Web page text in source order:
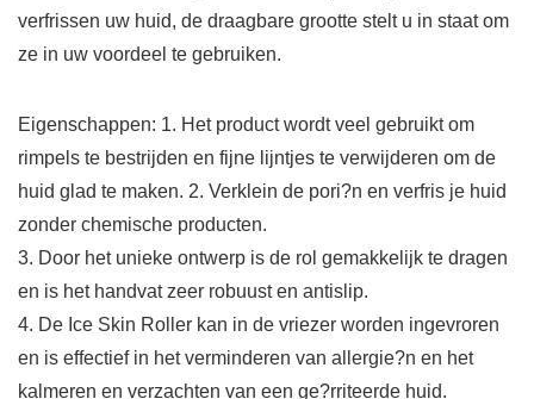
verfrissen uw huid, de draagbare grootte stelt u in staat om
ze in uw voordeel te gebruiken.
Eigenschappen: 1. Het product wordt veel gebruikt om
rimpels te bestrijden en fijne lijntjes te verwijderen om de
huid glad te maken. 2. Verklein de pori?n en verfris je huid
zonder chemische producten.
3. Door het unieke ontwerp is de rol gemakkelijk te dragen
en is het handvat zeer robuust en antislip.
4. De Ice Skin Roller kan in de vriezer worden ingevroren
en is effectief in het verminderen van allergie?n en het
kalmeren en verzachten van een ge?rriteerde huid.